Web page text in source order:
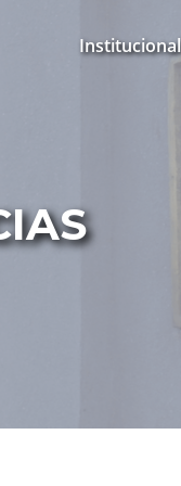
Institucional